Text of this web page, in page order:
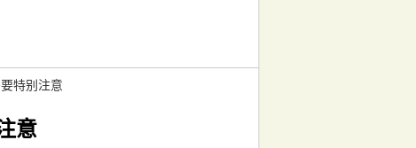
特别注意
意